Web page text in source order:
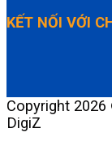
KẾT NỐI VỚI
Copyright
DigiZ